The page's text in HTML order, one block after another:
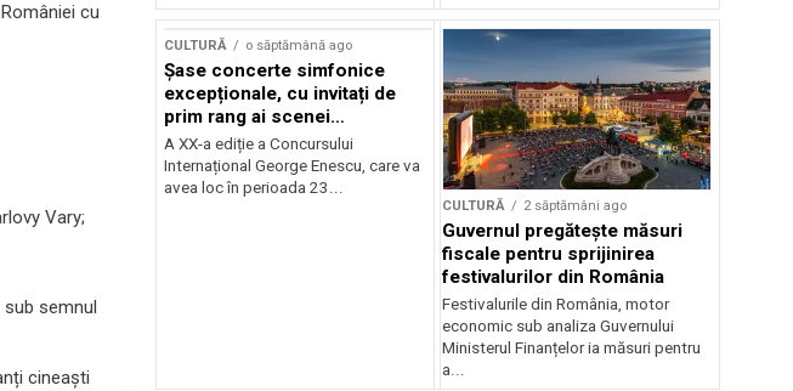
cu
Vary;
sub semnul
cineaști
CULTURĂ o săptămână ago
Șase concerte simfonice
excepționale, cu invitați de
prim rang ai scenei
internaționale și ansambluri
orchestrale românești de
prestigiu, în programul
A XX-a ediție a Concursului
Internațional George Enescu, care va
avea loc în perioada 23...
CULTURĂ 2 săptămâni ago
Guvernul pregătește măsuri
fiscale pentru sprijinirea
festivalurilor din România
Festivalurile din România, motor
economic sub analiza Guvernului
Ministerul Finanțelor ia măsuri pentru
a...